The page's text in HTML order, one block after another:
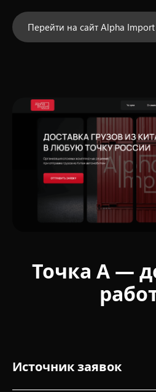
Перейти на сайт Alpha Import
Точка А —
Источник заявок